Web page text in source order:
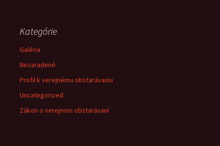
Kategórie
Galéria
Nezaradené
Profil k verejnému obstarávaniu
Uncategorized
Zákon o verejnom obstarávaní